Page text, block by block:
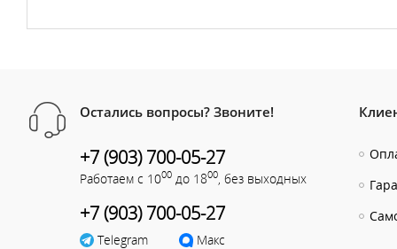
Остались вопросы? Звоните!
+7 (903) 700-05-27
Работаем с 1000 до 1800 , без выходных
+7 (903) 700-05-27
Telegram Макс